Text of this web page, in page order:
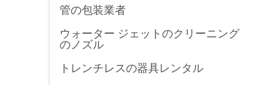
管の包装業者
ウォーター ジェットのクリーニング
のノズル
トレンチレスの器具レンタル